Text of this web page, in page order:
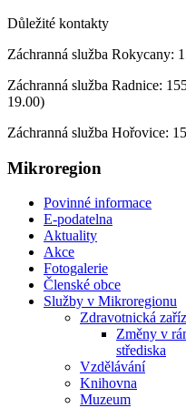
Důležité kontakty
Záchranná služba Rokycany:
Záchranná služba Radnice:
19.00)
Záchranná služba Hořovice:
Mikroregion
Povinné informace
E-podatelna
Aktuality
Akce
Fotogalerie
Členské obce
Služby v Mikroregionu
Zdravotnická
Změny v
střediska
Vzdělávání
Knihovna
Muzeum